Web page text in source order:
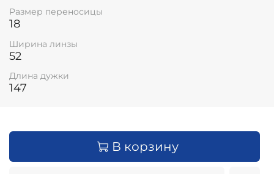
Размер переносицы
18
Ширина линзы
52
Длина дужки
147
В корзину